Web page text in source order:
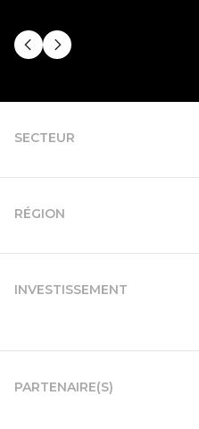
SECTEUR
RÉGION
INVESTISSEMENT
PARTENAIRE(S)